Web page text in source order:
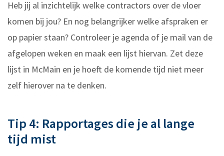
Heb jij al inzichtelijk welke contractors over de vloer
komen bij jou? En nog belangrijker welke afspraken er
op papier staan? Controleer je agenda of je mail van de
afgelopen weken en maak een lijst hiervan. Zet deze
lijst in McMain en je hoeft de komende tijd niet meer
zelf hierover na te denken.
Tip 4: Rapportages die je al lange
tijd mist